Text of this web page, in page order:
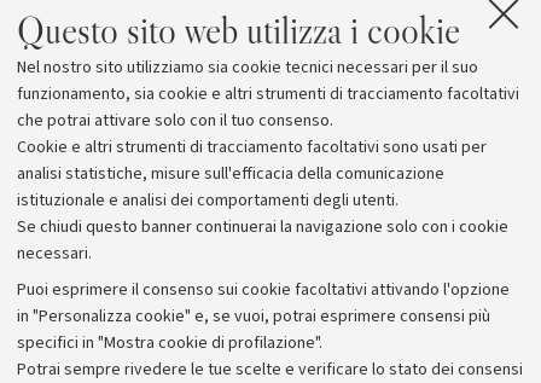
Questo sito web utilizza i cookie
Nel nostro sito utilizziamo sia cookie tecnici necessari per il suo
funzionamento, sia cookie e altri strumenti di tracciamento facoltativi
che potrai attivare solo con il tuo consenso.
Cookie e altri strumenti di tracciamento facoltativi sono usati per
analisi statistiche, misure sull'efficacia della comunicazione
istituzionale e analisi dei comportamenti degli utenti.
Se chiudi questo banner continuerai la navigazione solo con i cookie
necessari.
Puoi esprimere il consenso sui cookie facoltativi attivando l'opzione
in "Personalizza cookie" e, se vuoi, potrai esprimere consensi più
specifici in "Mostra cookie di profilazione".
Potrai sempre rivedere le tue scelte e verificare lo stato dei consensi
accademico-2025-2026-delluniversita-di-bologna
Archivio
Comunicati stampa
Redazione